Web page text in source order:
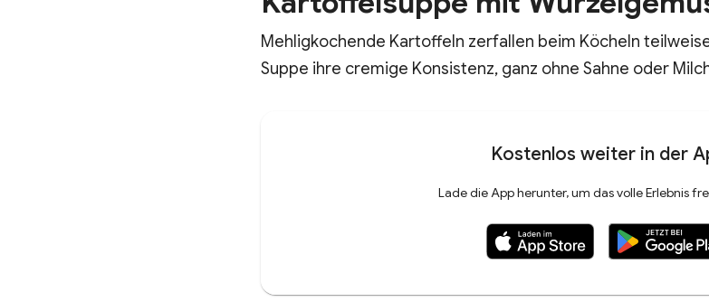
Mehligkochende Kartoffeln zerfallen beim Köcheln
Suppe ihre cremige Konsistenz, ganz ohne Sahne oder
Kostenlos weiter in der
Lade die App herunter, um das volle Erlebnis